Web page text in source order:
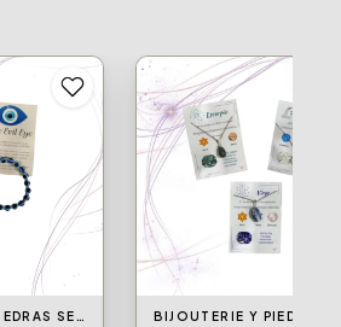
BIJOUTERIE Y PIEDRAS SEMIPRECIOSAS